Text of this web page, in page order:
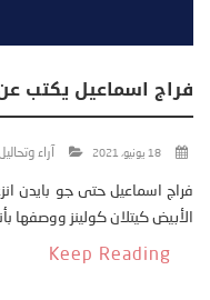
فراج اسماعيل يكتب
18 يونيو، 2021 آراء
الأبيض كيتلان كولينز ووصفها
Keep Reading